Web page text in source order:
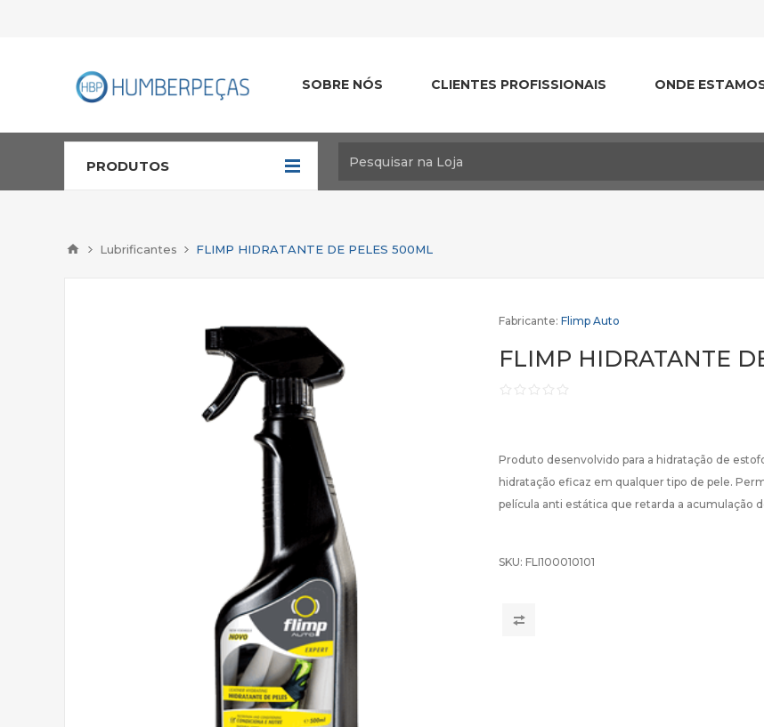
SOBRE NÓS CLIENTES PROFISSIONAIS ONDE
PRODUTOS
Lubrificantes FLIMP HIDRATANTE DE PELES 500ML
Fabricante: Flimp Auto
FLIMP HIDRATANTE
Produto desenvolvido para a hidratação de
hidratação eficaz em qualquer tipo de pele.
película anti estática que retarda a acumulação
SKU: FLI100010101